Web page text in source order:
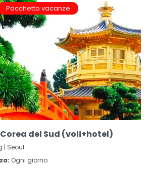
Pacchetto vacanze
del Sud (voli+hotel)
| Seoul
Ogni giorno